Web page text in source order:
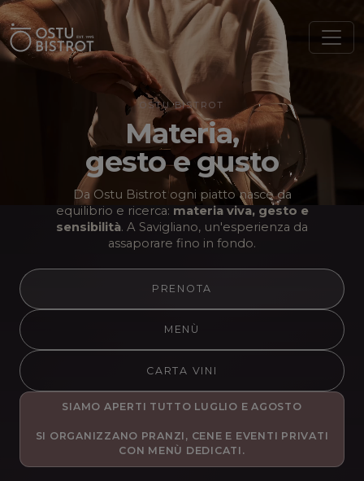
OSTU BISTROT
Materia,
gesto e gusto
Da Ostu Bistrot ogni piatto nasce da
equilibrio e ricerca: materia viva, gesto e
sensibilità. A Savigliano, un'esperienza da
assaporare fino in fondo.
PRENOTA
MENÙ
CARTA VINI
SIAMO APERTI TUTTO LUGLIO E AGOSTO
SI ORGANIZZANO PRANZI, CENE E EVENTI PRIVATI
CON MENÙ DEDICATI.